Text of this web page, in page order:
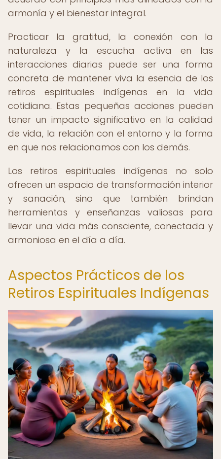
armonía y el bienestar integral.
Practicar la gratitud, la conexión con la
naturaleza y la escucha activa en las
interacciones diarias puede ser una forma
concreta de mantener viva la esencia de los
retiros espirituales indígenas en la vida
cotidiana. Estas pequeñas acciones pueden
tener un impacto significativo en la calidad
de vida, la relación con el entorno y la forma
en que nos relacionamos con los demás.
Los retiros espirituales indígenas no solo
ofrecen un espacio de transformación interior
y sanación, sino que también brindan
herramientas y enseñanzas valiosas para
llevar una vida más consciente, conectada y
armoniosa en el día a día.
Aspectos Prácticos de los
Retiros Espirituales Indígenas